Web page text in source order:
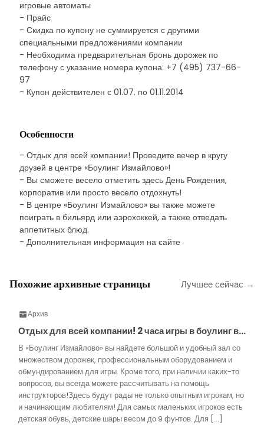
игровые автоматы
- Прайс
- Скидка по купону не суммируется с другими
специальными предложениями компании
- Необходима предварительная бронь дорожек по
телефону с указание номера купона: +7 (495) 737-66-
97
- Купон действителен с 01.07. по 01.11.2014
Особенности
- Отдых для всей компании! Проведите вечер в кругу
друзей в центре «Боулинг Измайлово»!
- Вы сможете весело отметить здесь День Рождения,
корпоратив или просто весело отдохнуть!
- В центре «Боулинг Измайлово» вы также можете
поиграть в бильярд или аэрохоккей, а также отведать
аппетитных блюд.
- Дополнительная информация на сайте
Похожие архивные страницы Лучшее сейчас →
Архив
Отдых для всей компании! 2 часа игры в боулинг в…
В «Боулинг Измайлово» вы найдете большой и удобный зал со
множеством дорожек, профессиональным оборудованием и
обмундированием для игры. Кроме того, при наличии каких-то
вопросов, вы всегда можете рассчитывать на помощь
инструкторов!Здесь будут рады не только опытным игрокам, но
и начинающим любителям! Для самых маленьких игроков есть
детская обувь, детские шары весом до 9 фунтов. Для […]